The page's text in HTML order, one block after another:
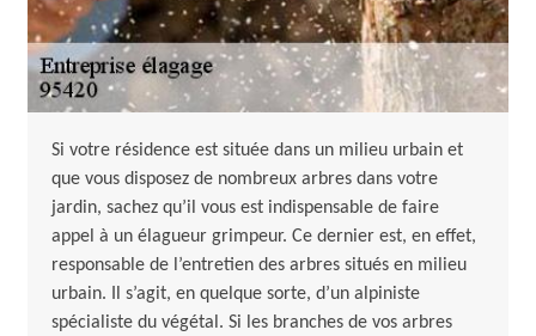
Si votre résidence est située dans un milieu urbain et
que vous disposez de nombreux arbres dans votre
jardin, sachez qu’il vous est indispensable de faire
appel à un élagueur grimpeur. Ce dernier est, en effet,
responsable de l’entretien des arbres situés en milieu
urbain. Il s’agit, en quelque sorte, d’un alpiniste
spécialiste du végétal. Si les branches de vos arbres